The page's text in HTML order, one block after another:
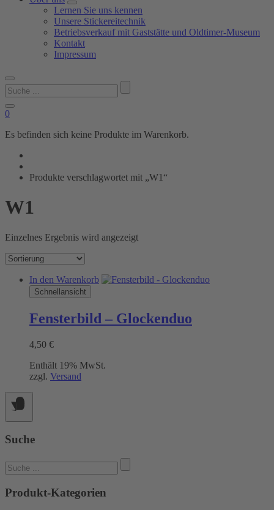
Lernen Sie uns kennen
Unsere Stickereitechnik
Betriebsverkauf mit Gaststätte und Oldtimer-Museum
Kontakt
Impressum
Suchen
nach:
0
Es befinden sich keine Produkte im Warenkorb.
Produkte verschlagwortet mit „W1“
W1
Einzelnes Ergebnis wird angezeigt
In den Warenkorb
Schnellansicht
Fensterbild – Glockenduo
4,50 €
Enthält 19% MwSt.
zzgl. Versand
Suche
Suchen
nach:
Produkt-Kategorien